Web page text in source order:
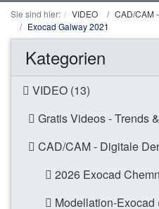
Sie sind hier: VIDEO
CAD/CAM
Exocad Galway 2021
Kategorien
VIDEO (13)
Gratis Videos - Trends
CAD/CAM - Digitale
2026 Exocad
Modellation-Exocad